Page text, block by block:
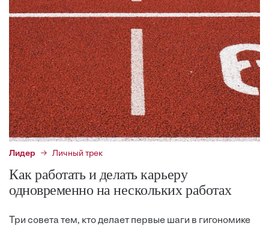
Лидер Личный трек
Как работать и делать карьеру
одновременно на нескольких работах
Три совета тем, кто делает первые шаги в гигономике